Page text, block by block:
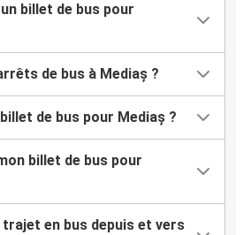
billet de bus pour
de bus à Mediaș ?
de bus pour Mediaș ?
billet de bus pour
trajet en bus depuis et vers